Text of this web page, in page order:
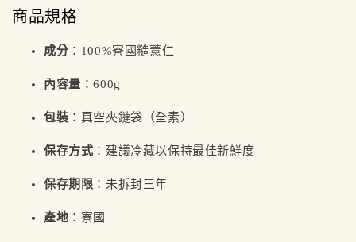
商品規格
成分 ：100%寮國糙薏仁
內容量 ：600g
包裝 ：真空夾鏈袋（全素）
保存方式 ：建議冷藏以保持最佳新鮮度
保存期限 ：未拆封三年
產地 ：寮國